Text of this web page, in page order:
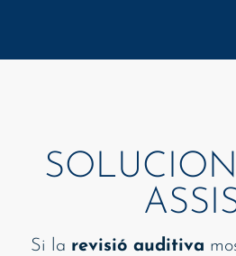
Si la revisió auditiva